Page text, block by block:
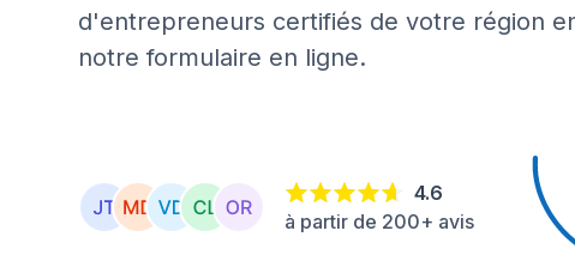
d'entrepreneurs certifiés de votre région
notre formulaire en ligne.
4.6
à partir de 200+ avis